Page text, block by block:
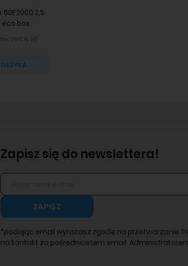
60F2000 2,5
eco box
260,15 zł
Zapisz się do newslettera!
ZAPISZ
*podając email wyrażasz zgodę na przetwarzanie
na kontakt za pośrednicetem email. Administratorem